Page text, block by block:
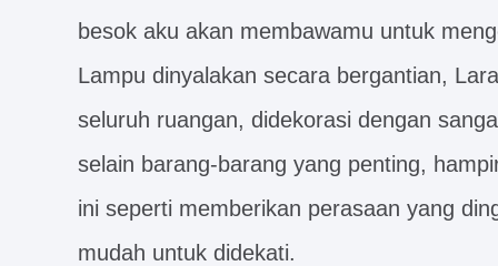
besok aku akan membawamu untuk
Lampu dinyalakan secara bergantian,
seluruh ruangan, didekorasi dengan
selain barang-barang yang penting,
ini seperti memberikan perasaan yang
mudah untuk didekati.